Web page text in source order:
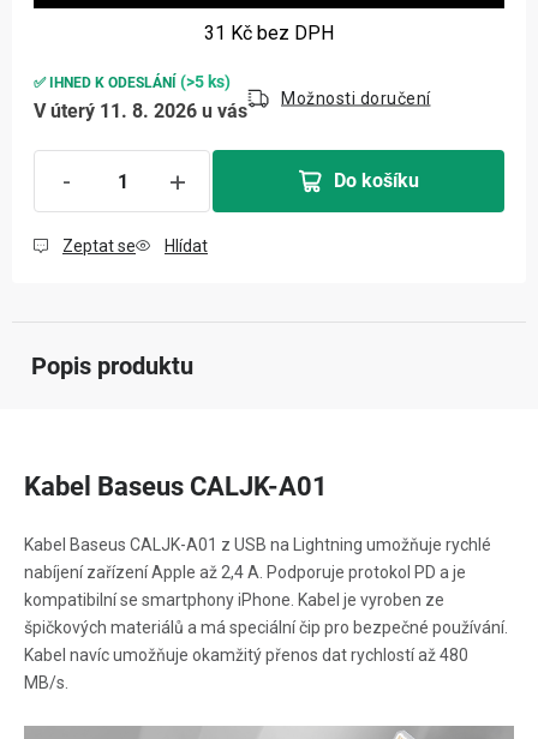
31 Kč bez DPH
✅ IHNED K ODESLÁNÍ (>5 ks)
V úterý 11. 8. 2026 u vás
Možnosti doručení
Do košíku
Zeptat se Hlídat
Popis produktu
Kabel Baseus CALJK-A01
Kabel Baseus CALJK-A01 z USB na Lightning umožňuje rychlé
nabíjení zařízení Apple až 2,4 A. Podporuje protokol PD a je
kompatibilní se smartphony iPhone. Kabel je vyroben ze
špičkových materiálů a má speciální čip pro bezpečné používání.
Kabel navíc umožňuje okamžitý přenos dat rychlostí až 480
MB/s.